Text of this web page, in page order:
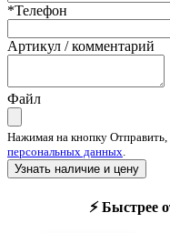
*Телефон
Артикул / комментарий
Файл
Нажимая на кнопку Отправить,
персональных данных.
Узнать наличие и цену
⚡ Быстрее